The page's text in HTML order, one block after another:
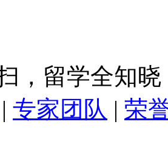
，留学全知晓
| 专家团队 | 荣